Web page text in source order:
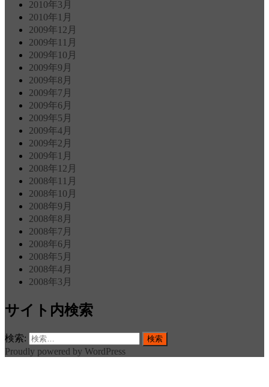
2010年3月
2010年1月
2009年12月
2009年11月
2009年10月
2009年9月
2009年8月
2009年7月
2009年6月
2009年5月
2009年4月
2009年2月
2009年1月
2008年12月
2008年11月
2008年10月
2008年9月
2008年8月
2008年7月
2008年6月
2008年5月
2008年4月
2008年3月
サイト内検索
検索:
Proudly powered by WordPress